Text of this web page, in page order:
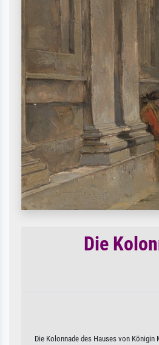
Die
Die Kolonnade des Hauses von